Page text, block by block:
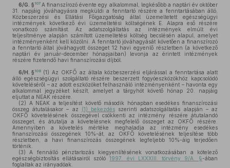
6/G. § 107 A finanszírozó évente egy alkalommal, legkésőbb a naptári év október
31. napjáig jóváhagyásra megküldi a fenntartó részére a fenntartásában álló,
Közbeszerzési és Ellátási Főigazgatóság által üzemeltetett egészségügyi
intézmények következő évi üzemeltetési költségének E. Alapra eső részére
vonatkozó számítást. Az adatszolgáltatás az intézmények elmúlt évi
teljesítménye alapján számított üzemeltetési költség becslésén alapul, amelyet
intézményenként kell közölni. A fenntartó jóváhagyását követően a finanszírozó
a fenntartó által jóváhagyott összeget 12 havi egyenlő részletben (a következő
naptári év január-december hónapjaiban) levonja az érintett intézmények
részére fizetendő havi finanszírozási díjból.
6/H. § 108 (1) Az OKFŐ az általa közbeszerzési eljárással a fenntartása alatt
álló egészségügyi szolgáltató részére beszerzett fogyóeszközökhöz kapcsolódó
követeléséről – az adott eszközöket felhasználó intézményenként – havonta egy
alkalommal jegyzéket készít, amelyet a tárgyhót követő hónap 20. napjáig
eljuttat a NEAK részére.
(2) A NEAK a teljesítést követő második hónapban esedékes finanszírozási
összeg átutalásakor – az (1) bekezdés szerinti adatszolgáltatás alapján – az
OKFŐ követelésének összegével csökkenti az intézmény részére átutalandó
összeget, és átutalja a követelésnek megfelelő összeget az OKFŐ részére.
Amennyiben a követelés mértéke meghaladja az intézmény esedékes
finanszírozási összegének 10%-át, az OKFŐ követelésének teljesítése több
részletben, a havi finanszírozás összegének legfeljebb 10%-áig terjedően
történik.
(3) A fennálló pénztartozás kiegyenlítésének vonatkozásában a kötelező
egészségbiztosítás ellátásairól szóló1997. évi LXXXIII. törvény 9/A. §-ában
foglaltak az irányadóak.